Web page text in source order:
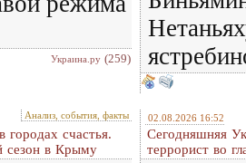
Украина.ру (259)
Анализ, события, факты
городах счастья.
сезон в Крыму
02.08.2026 16:52
Сегодняшняя
террорист во